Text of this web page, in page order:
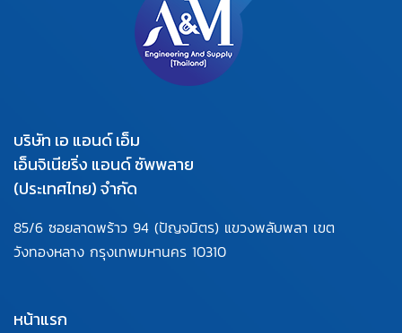
บริษัท เอ แอนด์ เอ็ม
เอ็นจิเนียริ่ง แอนด์ ซัพพลาย
(ประเทศไทย) จำกัด
85/6 ซอยลาดพร้าว 94 (ปัญจมิตร) แขวงพลับพลา เขต
วังทองหลาง กรุงเทพมหานคร 10310
หน้าแรก